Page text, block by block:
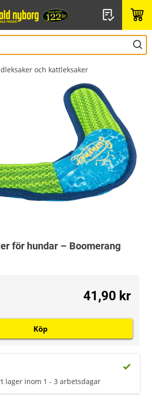
och kattleksaker
för hundar – Boomerang
lager inom 1 - 3 arbetsdagar
41,90 kr
Köp